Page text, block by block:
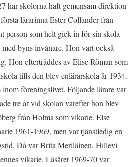
har skolorna haft gemensam direktion
lärarinna Ester Collander från
person som helt gick in för sin skola
byns invånare. Hon vart också
Hon efterträddes av Elise Röman som
tills den blev enlärarskola år 1934.
föreningslivet. Följande lärare var
tre år vid skolan varefter hon blev
från Holma som vikarie. Else
1961-1969, men var tjänstledig en
Då var Brita Meriläinen, Hillevi
vikarie. Läsåret 1969-70 var